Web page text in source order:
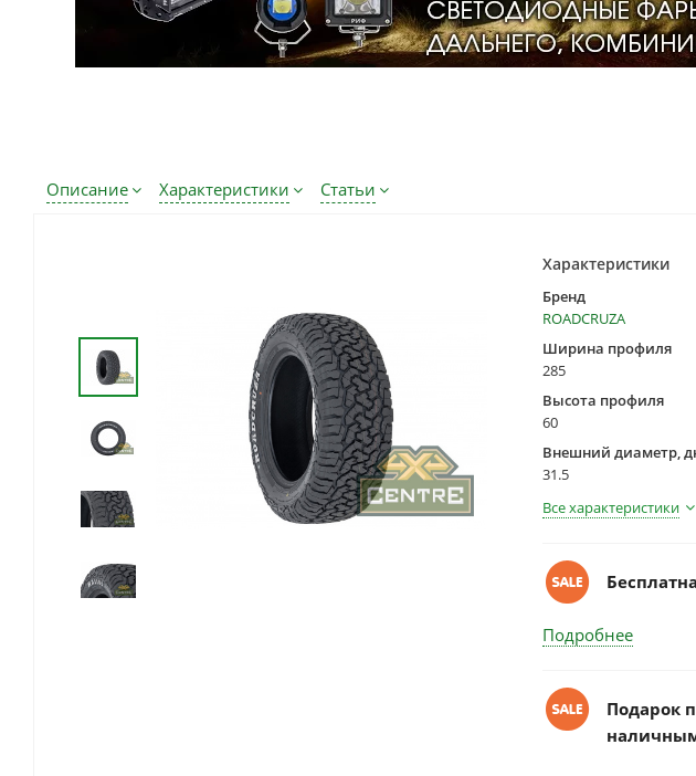
Описание Характеристики Статьи
Характеристики
Бренд
ROADCRUZA
Ширина профиля
285
Высота профиля
60
Внешний диаметр,
31.5
Все характеристики
Подробнее
Подарок